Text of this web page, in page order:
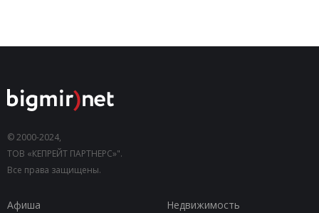
© 2000-2024,
ТОВ «КЕПРЕЙТ ПАРТНЕРС»".
Все права защищены.
Афиша
Недвижимость